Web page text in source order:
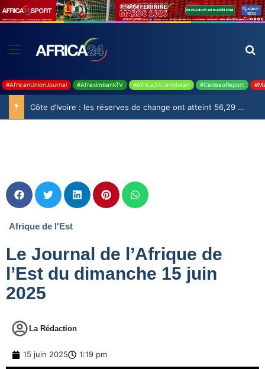
#AfricanUnionJournal #AfreximbankTV #Africa24Caribbean #CedeaoReport
Côte d’Ivoire : les réserves de change ont atteint 56,29 milliards USD en juillet
Afrique de l'Est
Le Journal de l’Afrique de
l’Est du dimanche 15 juin
2025
La Rédaction
15 juin 2025 1:19 pm